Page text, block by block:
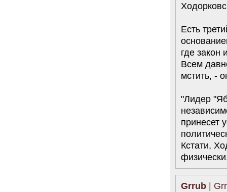
Есть
где закон
Всем
мстить, -
"Лидер
принесет
Кстати,
Grrub |